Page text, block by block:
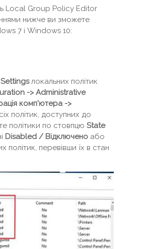
Local Group Policy Editor
нижче ви зможете
7 і Windows 10:
локальних політик
-> Administrative
комп'ютера ->
політик, доступних до
політики по стовпцю State
Disabled / Відключено або
політик, перевівши їх в стан